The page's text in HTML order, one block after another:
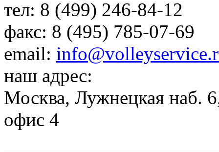
тел: 8 (499) 246-84-12
факс: 8 (495) 785-07-69
email:
наш адрес:
Москва, Лужнецкая наб.
офис 4